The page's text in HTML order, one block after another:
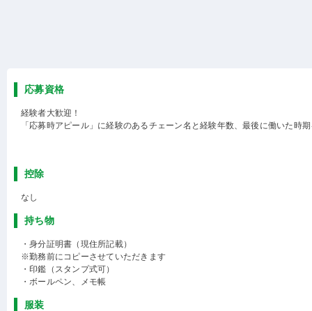
応募資格
経験者大歓迎！
「応募時アピール」に経験のあるチェーン名と経験年数、最後に働いた時
控除
なし
持ち物
・身分証明書（現住所記載）
※勤務前にコピーさせていただきます
・印鑑（スタンプ式可）
・ボールペン、メモ帳
服装